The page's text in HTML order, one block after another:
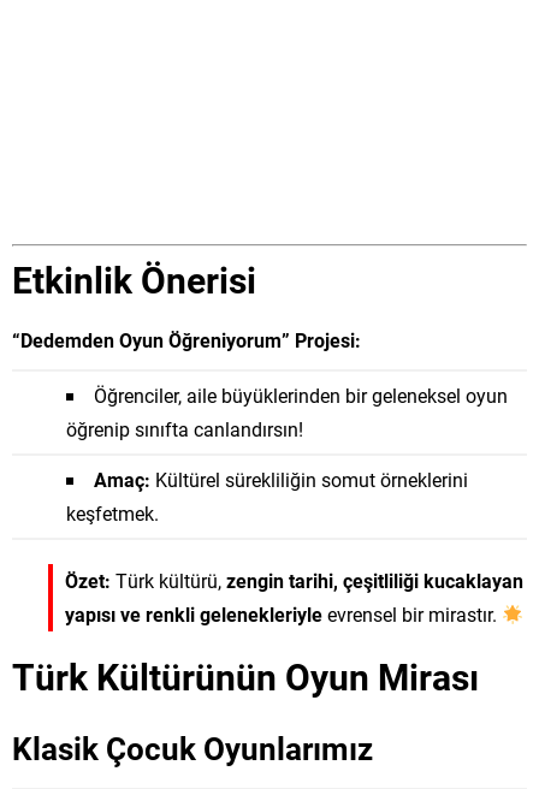
Etkinlik Önerisi
“Dedemden Oyun Öğreniyorum” Projesi:
Öğrenciler, aile büyüklerinden bir geleneksel oyun
öğrenip sınıfta canlandırsın!
Amaç: Kültürel sürekliliğin somut örneklerini
keşfetmek.
Özet: Türk kültürü,zengin tarihi, çeşitliliği kucaklayan
yapısı ve renkli gelenekleriyleevrensel bir mirastır.
Türk Kültürünün Oyun Mirası
Klasik Çocuk Oyunlarımız